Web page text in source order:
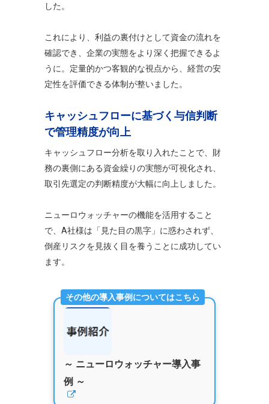
した。
これにより、利益の裏付けとして資金の流れを
確認でき、企業の実態をより深く把握できるよ
うに。定量的かつ客観的な視点から、経営の安
定性を評価できる体制が整いました。
キャッシュフローに基づく与信判断
で管理精度が向上
キャッシュフロー分析を取り入れたことで、財
務の裏側にある資金繰りの実態が可視化され、
取引先選定の判断精度が大幅に向上しました。
ニューロウォッチャーの機能を活用すること
で、A社様は「見た目の黒字」に惑わされず、
倒産リスクを見抜く目を養うことに成功してい
ます。
その他の導入事例についてはこちら
～ ニューロウォッチャー導入事
例 ～